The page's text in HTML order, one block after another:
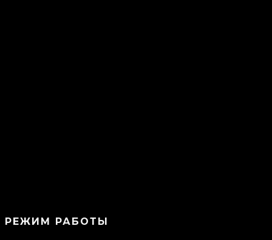
РЕЖИМ РАБОТЫ